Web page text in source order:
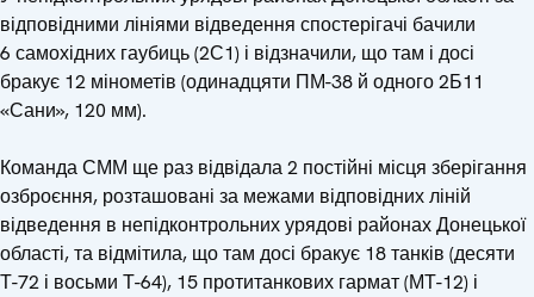
відповідними лініями відведення спостерігачі бачили
6 самохідних гаубиць (2С1) і відзначили, що там і досі
бракує 12 мінометів (одинадцяти ПМ-38 й одного 2Б11
«Сани», 120 мм).
Команда СММ ще раз відвідала 2 постійні місця зберігання
озброєння, розташовані за межами відповідних ліній
відведення в непідконтрольних урядові районах Донецької
області, та відмітила, що там досі бракує 18 танків (десяти
Т-72 і восьми Т-64), 15 протитанкових гармат (МТ-12) і